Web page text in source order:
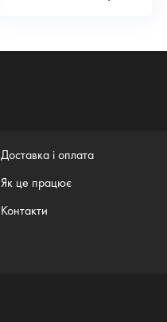
Доставка і оплата
Як це працює
Контакти